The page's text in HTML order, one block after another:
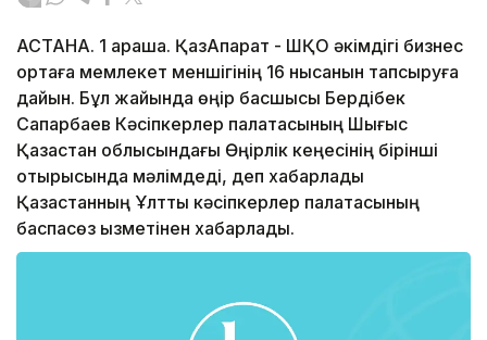
АСТАНА. 1 қараша. ҚазАқпарат - ШҚО әкімдігі бизнес
ортаға мемлекет меншігінің 16 нысанын тапсыруға
дайын. Бұл жайында өңір басшысы Бердібек
Сапарбаев Кәсіпкерлер палатасының Шығыс
Қазақстан облысындағы Өңірлік кеңесінің бірінші
отырысында мәлімдеді, деп хабарлады
Қазақстанның Ұлттық кәсіпкерлер палатасының
баспасөз қызметінен хабарлады.